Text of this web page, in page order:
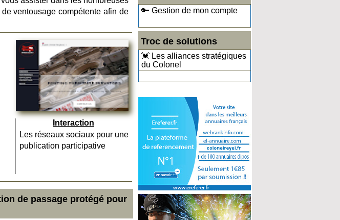
🔑 Gestion de mon compte
Troc de solutions
💓 Les alliances stratégiques
du Colonel
ventousage compétente afin de
Interaction
Les réseaux sociaux pour une
publication participative
de passage protégé pour